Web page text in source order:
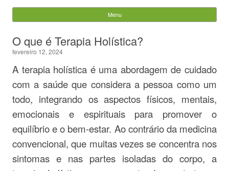
Evandro Legramonte
por:
Menu
O que é Terapia Holística?
fevereiro 12, 2024
A terapia holística é uma abordagem de cuidado
com a saúde que considera a pessoa como um
todo, integrando os aspectos físicos, mentais,
emocionais e espirituais para promover o
equilíbrio e o bem-estar. Ao contrário da medicina
convencional, que muitas vezes se concentra nos
sintomas e nas partes isoladas do corpo, a